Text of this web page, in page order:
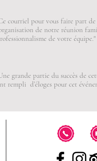
courriel pour vous faire part
de notre réunion
de votre équipe."
grande partie du succès de
rempli d’éloges pour cet